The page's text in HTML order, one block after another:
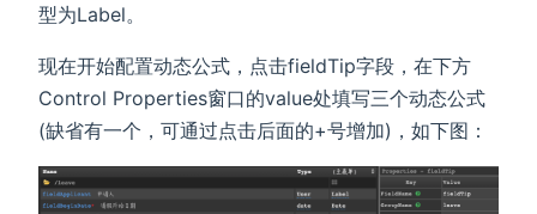
型为Label。
现在开始配置动态公式，点击fieldTip字段，在下方
Control Properties窗口的value处填写三个动态公式
(缺省有一个，可通过点击后面的+号增加)，如下图：